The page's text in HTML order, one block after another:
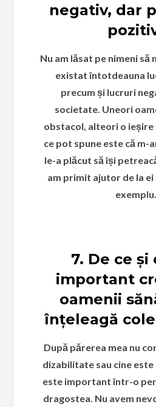
negativ, dar
Nu am lăsat pe nimeni să
existat întotdeauna
precum și lucruri
societate. Uneori
obstacol, alteori o
ce pot spune este că m-
le-a plăcut să își
am primit ajutor de la
exemplu.
7. De ce și
important
oamenii
înțeleagă
După părerea mea nu
dizabilitate sau cine este
este important într-o
dragostea. Nu avem